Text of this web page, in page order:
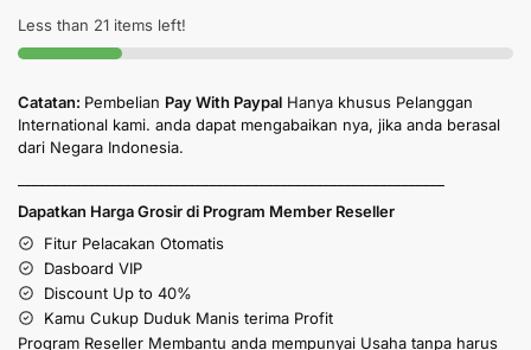
Less than 21 items left!
Catatan: Pembelian Pay With Paypal Hanya khusus Pelanggan
International kami. anda dapat mengabaikan nya, jika anda berasal
dari Negara Indonesia.
Dapatkan Harga Grosir di Program Member Reseller
Fitur Pelacakan Otomatis
Dasboard VIP
Discount Up to 40%
Kamu Cukup Duduk Manis terima Profit
Program Reseller Membantu anda mempunyai Usaha tanpa harus